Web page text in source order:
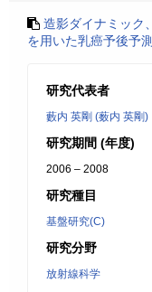
造影ダイナミック
を用いた乳癌予後予
研究代表者
藪内 英剛 (薮内 英剛)
研究期間 (年度)
2006 – 2008
研究種目
基盤研究(C)
研究分野
放射線科学